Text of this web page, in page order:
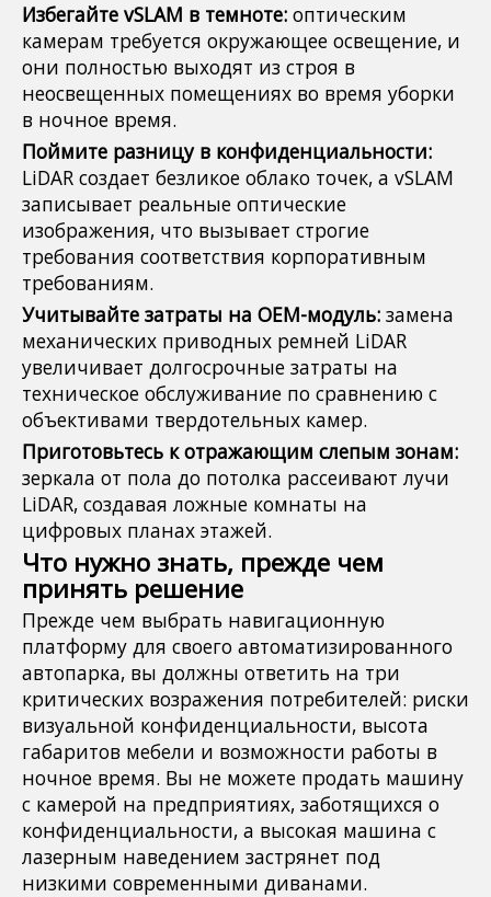
Избегайте vSLAM в темноте: оптическим
камерам требуется окружающее освещение, и
они полностью выходят из строя в
неосвещенных помещениях во время уборки
в ночное время.
Поймите разницу в конфиденциальности:
LiDAR создает безликое облако точек, а vSLAM
записывает реальные оптические
изображения, что вызывает строгие
требования соответствия корпоративным
требованиям.
Учитывайте затраты на OEM-модуль: замена
механических приводных ремней LiDAR
увеличивает долгосрочные затраты на
техническое обслуживание по сравнению с
объективами твердотельных камер.
Приготовьтесь к отражающим слепым зонам:
зеркала от пола до потолка рассеивают лучи
LiDAR, создавая ложные комнаты на
цифровых планах этажей.
Что нужно знать, прежде чем
принять решение
Прежде чем выбрать навигационную
платформу для своего автоматизированного
автопарка, вы должны ответить на три
критических возражения потребителей: риски
визуальной конфиденциальности, высота
габаритов мебели и возможности работы в
ночное время. Вы не можете продать машину
с камерой на предприятиях, заботящихся о
конфиденциальности, а высокая машина с
лазерным наведением застрянет под
низкими современными диванами.